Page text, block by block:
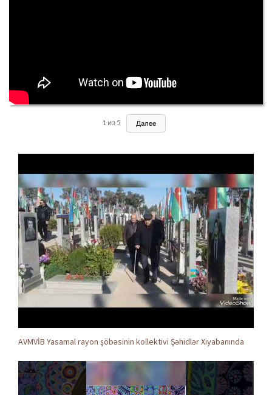
1 из 5 Далее
AVMVİB Yasamal rayon şöbəsinin kollektivi Şəhidlər Xiyabanında